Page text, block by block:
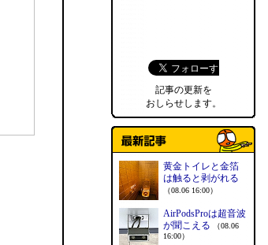
記事の更新を
おしらせします。
黄金トイレと金箔
は触ると剥がれる
（08.06 16:00）
AirPodsProは超音波
が聞こえる
（08.06
16:00）